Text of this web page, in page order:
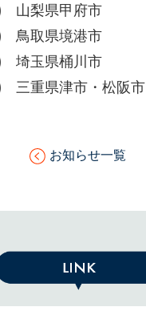
山梨県甲府市
鳥取県境港市
埼玉県桶川市
三重県津市・松阪市
お知らせ一覧